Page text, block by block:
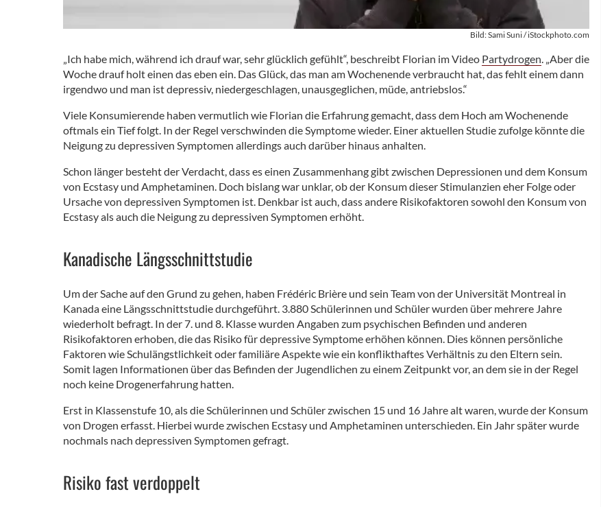
Bild: Sami Suni / iStockphoto.com
„Ich habe mich, während ich drauf war, sehr glücklich gefühlt“, beschreibt Florian im Video Partydrogen. „Aber die
Woche drauf holt einen das eben ein. Das Glück, das man am Wochenende verbraucht hat, das fehlt einem dann
irgendwo und man ist depressiv, niedergeschlagen, unausgeglichen, müde, antriebslos.“
Viele Konsumierende haben vermutlich wie Florian die Erfahrung gemacht, dass dem Hoch am Wochenende
oftmals ein Tief folgt. In der Regel verschwinden die Symptome wieder. Einer aktuellen Studie zufolge könnte die
Neigung zu depressiven Symptomen allerdings auch darüber hinaus anhalten.
Schon länger besteht der Verdacht, dass es einen Zusammenhang gibt zwischen Depressionen und dem Konsum
von Ecstasy und Amphetaminen. Doch bislang war unklar, ob der Konsum dieser Stimulanzien eher Folge oder
Ursache von depressiven Symptomen ist. Denkbar ist auch, dass andere Risikofaktoren sowohl den Konsum von
Ecstasy als auch die Neigung zu depressiven Symptomen erhöht.
Kanadische Längsschnittstudie
Um der Sache auf den Grund zu gehen, haben Frédéric Brière und sein Team von der Universität Montreal in
Kanada eine Längsschnittstudie durchgeführt. 3.880 Schülerinnen und Schüler wurden über mehrere Jahre
wiederholt befragt. In der 7. und 8. Klasse wurden Angaben zum psychischen Befinden und anderen
Risikofaktoren erhoben, die das Risiko für depressive Symptome erhöhen können. Dies können persönliche
Faktoren wie Schulängstlichkeit oder familiäre Aspekte wie ein konflikthaftes Verhältnis zu den Eltern sein.
Somit lagen Informationen über das Befinden der Jugendlichen zu einem Zeitpunkt vor, an dem sie in der Regel
noch keine Drogenerfahrung hatten.
Erst in Klassenstufe 10, als die Schülerinnen und Schüler zwischen 15 und 16 Jahre alt waren, wurde der Konsum
von Drogen erfasst. Hierbei wurde zwischen Ecstasy und Amphetaminen unterschieden. Ein Jahr später wurde
nochmals nach depressiven Symptomen gefragt.
Risiko fast verdoppelt